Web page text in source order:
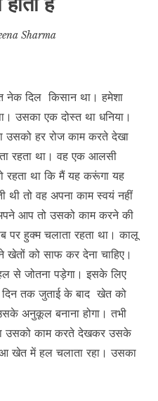
Sharma
नेक दिल किसान था। हमेशा
उसका एक दोस्त था धनिया।
उसको हर रोज काम करते देखा
रहता था। वह एक आलसी
रहता था कि मैं यह करूंगा यह
तो वह अपना काम स्वयं नहीं
आप तो उसको काम करने की
पर हुक्म चलाता रहता था। कालू
को साफ कर देना चाहिए।
से जोतना पड़ेगा। इसके लिए
दिन तक जुताई के बाद खेत को
अनुकूल बनाना होगा। तभी
उसको काम करते देखकर उसके
खेत में हल चलाता रहा। उसका